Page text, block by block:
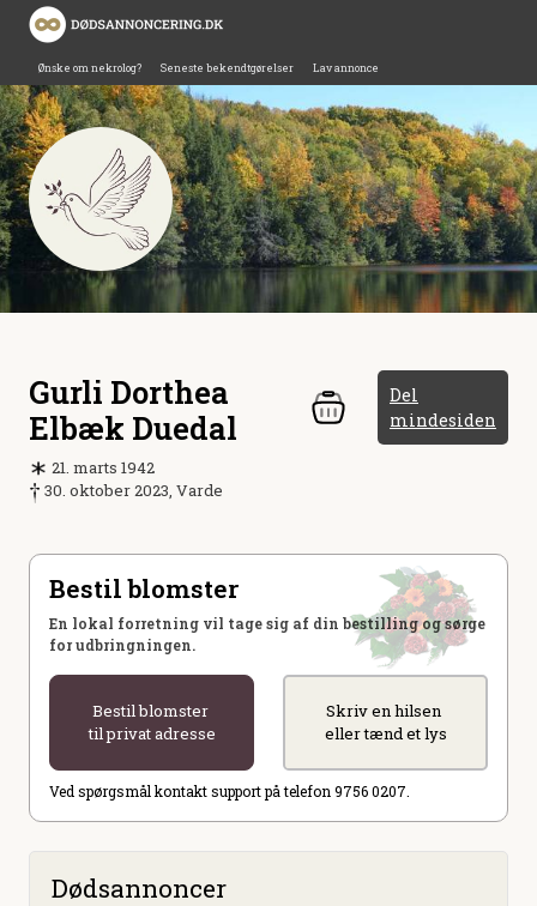
Ønske om nekrolog? Seneste bekendtgørelser Lav annonce
Gurli Dorthea
Elbæk Duedal
Del
mindesiden
21. marts 1942
30. oktober 2023, Varde
Bestil blomster
En lokal forretning vil tage sig af din bestilling og sørge
for udbringningen.
Bestil blomster
til privat adresse
Skriv en hilsen
eller tænd et lys
Ved spørgsmål kontakt support på telefon 9756 0207.
Dødsannoncer